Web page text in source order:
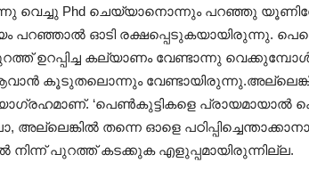
വെച്ചു Phd ചെയ്യാനൊന്നും പറഞ്ഞു
ഓടി രക്ഷപ്പെടുകയായിരുന്നു.
ഉറപ്പിച്ച കല്യാണം വേണ്ടാന്നു
ആവാൻ കൂടുതലൊന്നും
‘പെൺകുട്ടികളെ പ്രായമായാൽ
തന്നെ ഓളെ
നിന്ന് പുറത്ത് കടക്കുക എളുപ്പമായിരുന്നില്ല.